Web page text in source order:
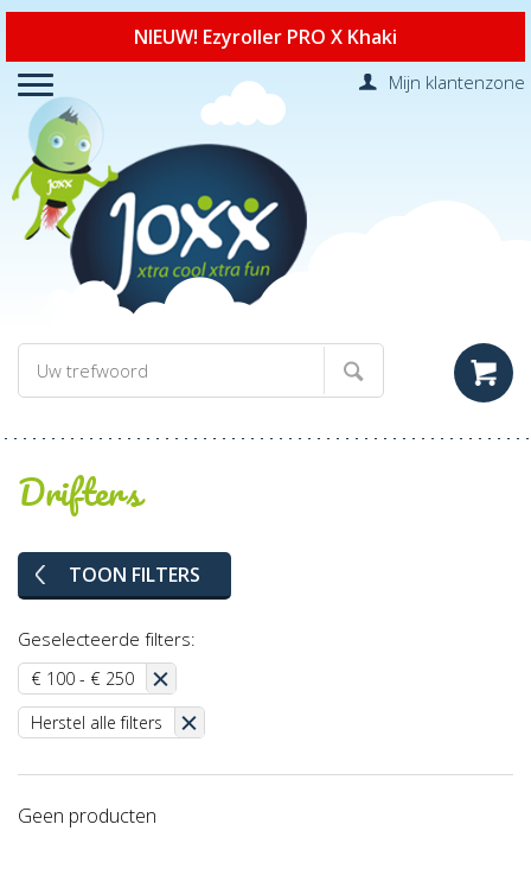
NIEUW! Ezyroller PRO X Khaki
Mijn klantenzone
Drifters
TOON FILTERS
Geselecteerde filters:
€ 100 - € 250
Herstel alle filters
Geen producten